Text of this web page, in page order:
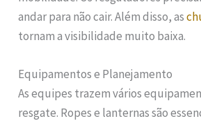
andar para não cair. Além disso, as
tornam a visibilidade muito baixa.
Equipamentos e Planejamento
As equipes trazem vários
resgate. Ropes e lanternas são